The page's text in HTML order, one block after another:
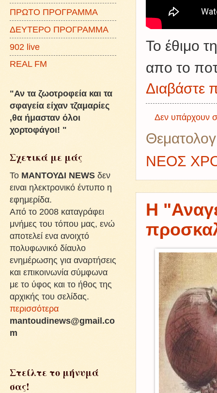
Το έθιμο
απο το
Διαβάστε
Δεν υπάρχουν
ΝΕΟΣ
Η
ΠΡΩΤΟ ΠΡΟΓΡΑΜΜΑ
ΔΕΥΤΕΡΟ ΠΡΟΓΡΑΜΜΑ
902 live
REAL FM
"Αν τα ζωοτροφεία και τα
σφαγεία είχαν τζαμαρίες
,θα ήμασταν όλοι
χορτοφάγοι! "
Σχετικά με μάς
To ΜΑΝΤΟΥΔΙ NEWS δεν
ειναι ηλεκτρονικό έντυπο η
εφημερίδα.
Από το 2008 καταγράφει
μνήμες του τόπου μας, ενώ
αποτελεί ενα ανοιχτό
πολυφωνικό δίαυλο
ενημέρωσης για αναρτήσεις
και επικοινωνία σύμφωνα
με το ύφος και το ήθος της
αρχικής του σελίδας.
περισσότερα
mantoudinews@gmail.co
m
Στείλτε το μήνυμά
σας!